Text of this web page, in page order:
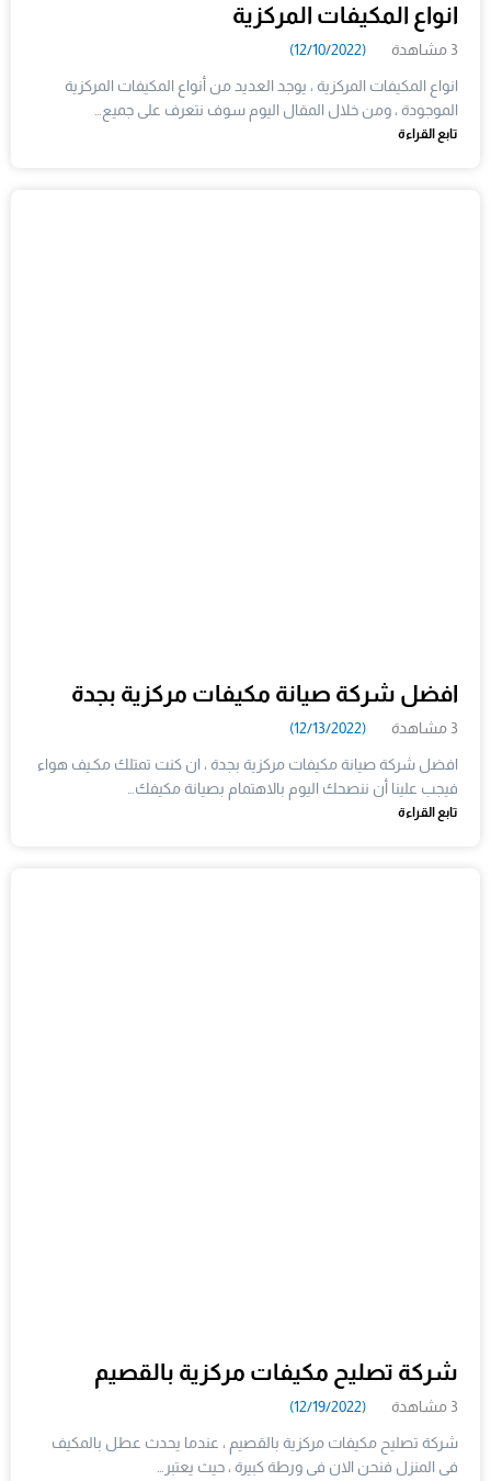
انواع المكيفات المركزية
3 مشاهدة (12/10/2022)
انواع المكيفات المركزية ، يوجد العديد من أنواع المكيفات المركزية
الموجودة ، ومن خلال المقال اليوم سوف نتعرف على جميع…
تابع القراءة
افضل شركة صيانة مكيفات مركزية بجدة
3 مشاهدة (12/13/2022)
افضل شركة صيانة مكيفات مركزية بجدة ، ان كنت تمتلك مكـيف هواء
فيجب علينا أن ننصحك اليوم بالاهتمام بصيانة مكيفك…
تابع القراءة
شركة تصليح مكيفات مركزية بالقصيم
3 مشاهدة (12/19/2022)
شركة تصليح مكيفات مركزية بالقصيم ، عندما يحدث عطل بالمكيف
فى المنزل فنحن الان فى ورطة كبيرة ، حيث يعتبر…